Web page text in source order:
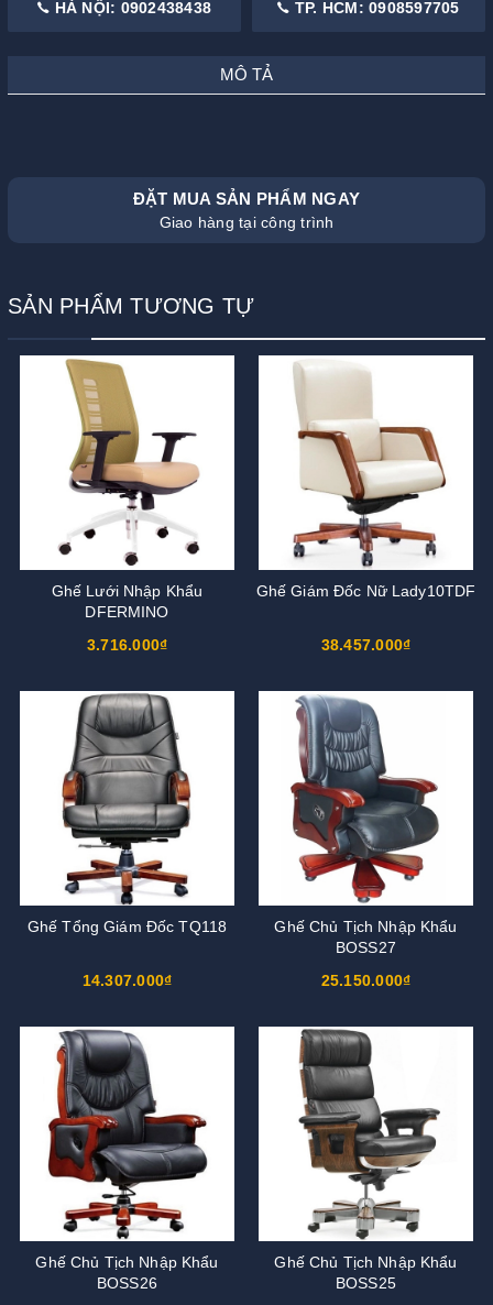
HÀ NỘI: 0902438438 TP. HCM: 0908597705
MÔ TẢ
ĐẶT MUA SẢN PHẨM NGAY
Giao hàng tại công trình
SẢN PHẨM TƯƠNG TỰ
Ghế Lưới Nhập Khẩu
DFERMINO
3.716.000₫
Ghế Giám Đốc Nữ Lady10TDF
38.457.000₫
Ghế Tổng Giám Đốc TQ118
14.307.000₫
Ghế Chủ Tịch Nhập Khẩu
BOSS27
25.150.000₫
Ghế Chủ Tịch Nhập Khẩu
BOSS26
Ghế Chủ Tịch Nhập Khẩu
BOSS25